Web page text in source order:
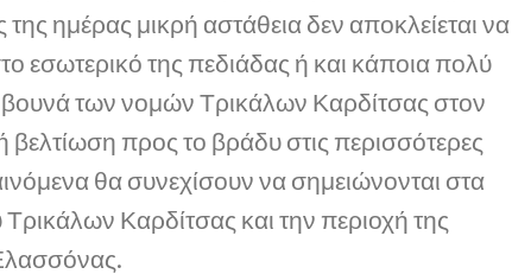
ημέρας μικρή αστάθεια δεν αποκλείεται να
εσωτερικό της πεδιάδας ή και κάποια πολύ
των νομών Τρικάλων Καρδίτσας στον
προς το βράδυ στις περισσότερες
θα συνεχίσουν να σημειώνονται στα
Καρδίτσας και την περιοχή της